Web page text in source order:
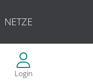
NETZE
Login